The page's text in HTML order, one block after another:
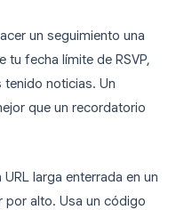
un seguimiento una
tu fecha límite de RSVP,
noticias. Un
que un recordatorio
URL larga enterrada en un
alto. Usa un código